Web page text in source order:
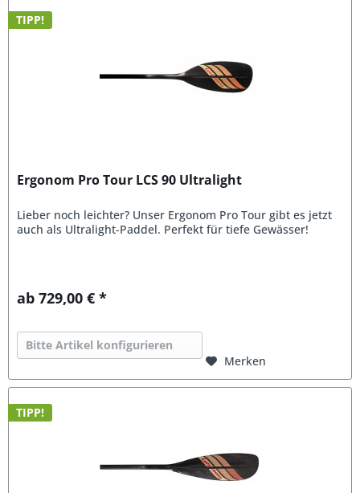
TIPP!
Ergonom Pro Tour LCS 90 Ultralight
Lieber noch leichter? Unser Ergonom Pro Tour gibt es jetzt
auch als Ultralight-Paddel. Perfekt für tiefe Gewässer!
ab 729,00 € *
Bitte Artikel konfigurieren
Merken
TIPP!